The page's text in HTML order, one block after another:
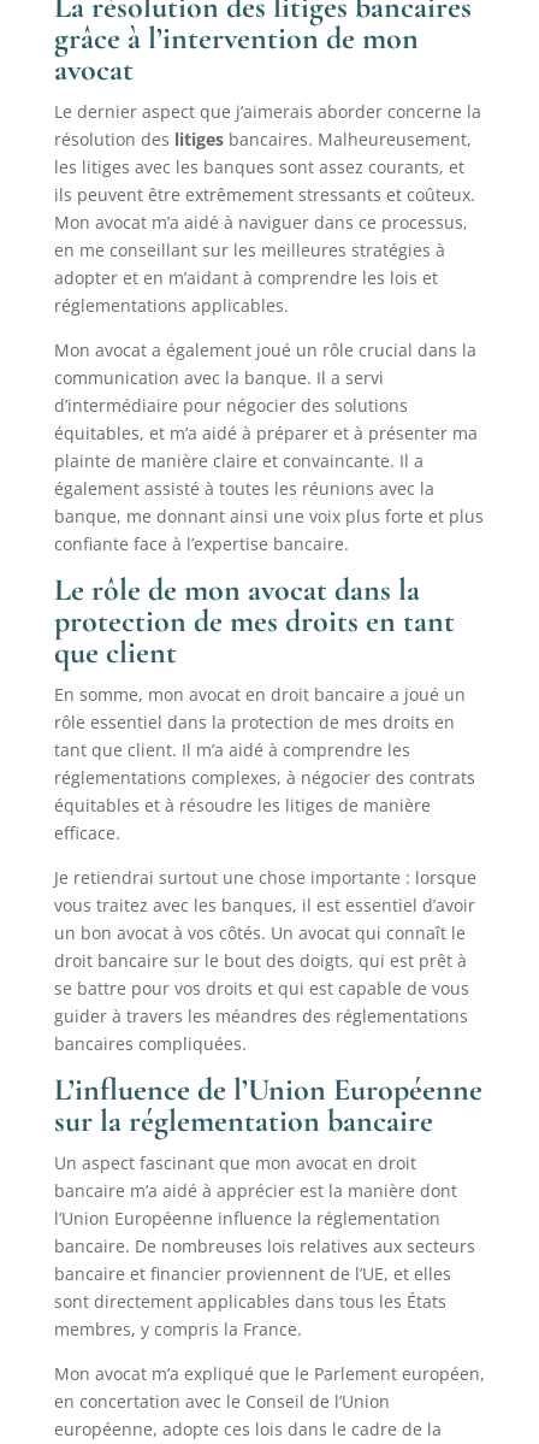
grâce à l’intervention de mon
avocat
Le dernier aspect que j’aimerais aborder concerne la
résolution des litigesbancaires. Malheureusement,
les litiges avec les banques sont assez courants, et
ils peuvent être extrêmement stressants et coûteux.
Mon avocat m’a aidé à naviguer dans ce processus,
en me conseillant sur les meilleures stratégies à
adopter et en m’aidant à comprendre les lois et
réglementations applicables.
Mon avocat a également joué un rôle crucial dans la
communication avec la banque. Il a servi
d’intermédiaire pour négocier des solutions
équitables, et m’a aidé à préparer et à présenter ma
plainte de manière claire et convaincante. Il a
également assisté à toutes les réunions avec la
banque, me donnant ainsi une voix plus forte et plus
confiante face à l’expertise bancaire.
Le rôle de mon avocat dans la
protection de mes droits en tant
que client
En somme, mon avocat en droit bancaire a joué un
rôle essentiel dans la protection de mes droits en
tant que client. Il m’a aidé à comprendre les
réglementations complexes, à négocier des contrats
équitables et à résoudre les litiges de manière
efficace.
Je retiendrai surtout une chose importante : lorsque
vous traitez avec les banques, il est essentiel d’avoir
un bon avocat à vos côtés. Un avocat qui connaît le
droit bancaire sur le bout des doigts, qui est prêt à
se battre pour vos droits et qui est capable de vous
guider à travers les méandres des réglementations
bancaires compliquées.
L’influence de l’Union Européenne
sur la réglementation bancaire
Un aspect fascinant que mon avocat en droit
bancaire m’a aidé à apprécier est la manière dont
l’Union Européenne influence la réglementation
bancaire. De nombreuses lois relatives aux secteurs
bancaire et financier proviennent de l’UE, et elles
sont directement applicables dans tous les États
membres, y compris la France.
Mon avocat m’a expliqué que le Parlement européen,
en concertation avec le Conseil de l’Union
européenne, adopte ces lois dans le cadre de la